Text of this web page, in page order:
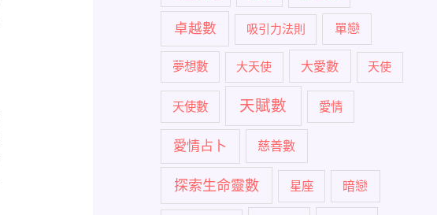
卓越數 吸引力法則 單戀
夢想數 大天使 大愛數 天使
天使數 天賦數 愛情
愛情占卜 慈善數
探索生命靈數 星座 暗戀